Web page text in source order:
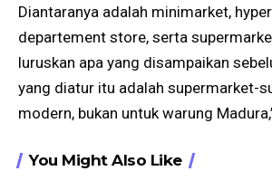
Diantaranya adalah minimarket,
departement store, serta
luruskan apa yang disampaikan
yang diatur itu adalah supermarket-
modern, bukan untuk warung
You Might Also Like